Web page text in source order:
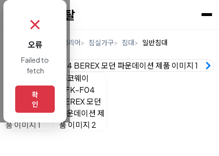
렌탈 가구/인테리어 침실가구 침대 일반침대
✗
오류
Failed to
fetch
확
인